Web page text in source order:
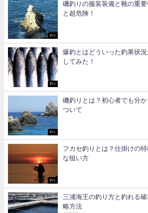
釣り
磯釣りの服装装備と靴の重
と超危険！
釣り
爆釣とはどういった釣果状
してみた！
釣り
磯釣りとは？初心者でも分
ついて
釣り
フカセ釣りとは？仕掛けの
な狙い方
三浦海王の釣り方と釣れる
略方法